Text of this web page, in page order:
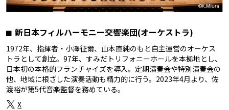
新日本フィルハーモニー交響楽団(オーケストラ)
1972年、指揮者・小澤征爾、山本直純のもと自主運営のオーケス
トラとして創立。97年、すみだトリフォニーホールを本拠地とし、
日本初の本格的フランチャイズを導入。定期演奏会や特別演奏会の
他、地域に根ざした演奏活動も精力的に行う。2023年4月より、佐
渡裕が第5代音楽監督を務めている。
X